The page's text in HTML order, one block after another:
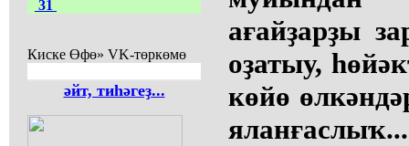
31
Киске Өфө» VK-төркөмө
әйт, тиһәгеҙ...
ағайҙарҙы
оҙатыу,
көйө
яланғаслыҡ...